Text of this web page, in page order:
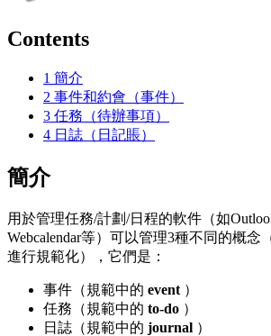
Contents
1 簡介
2 事件和約會（事件）
3 任務（待辦事項）
4 日誌（日記賬）
簡介
用於管理任務/計劃/日程的軟件（如
Webcalendar等）可以管理3種不同的概念
進行規範化），它們是：
事件（規範中的 event ）
任務（規範中的 to-do ）
日誌（規範中的 journal ）